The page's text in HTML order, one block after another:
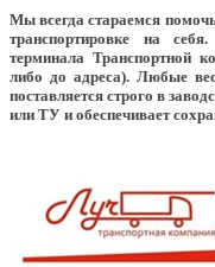
Мы всегда стараемся
транспортировке на
терминала Транспортной
либо до адреса). Любые
поставляется строго в
или ТУ и обеспечивает